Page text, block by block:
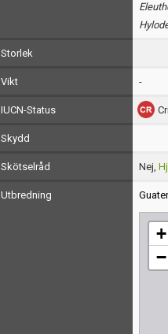
Storlek
Vikt -
IUCN-Status
Skydd
Skötselråd Nej,
Utbredning
+
−